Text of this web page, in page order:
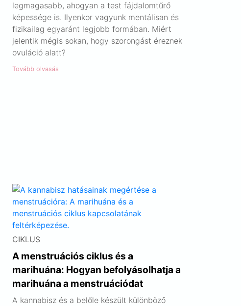
legmagasabb, ahogyan a test fájdalomtűrő
képessége is. Ilyenkor vagyunk mentálisan és
fizikailag egyaránt legjobb formában. Miért
jelentik mégis sokan, hogy szorongást éreznek
ovuláció alatt?
Tovább olvasás
CIKLUS
A menstruációs ciklus és a
marihuána: Hogyan befolyásolhatja a
marihuána a menstruációdat
A kannabisz és a belőle készült különböző